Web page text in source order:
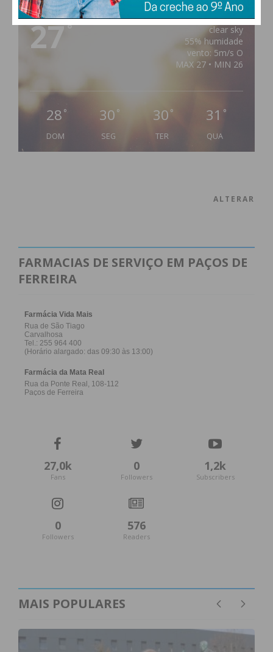
27°
clear sky
55% humidade
vento: 5m/s O
MAX 27 • MIN 26
28 °
DOM
30 °
SEG
30 °
TER
31 °
QUA
ALTERAR
FARMACIAS DE SERVIÇO EM PAÇOS DE
FERREIRA
27,0k
Fans
0
Followers
1,2k
Subscribers
0
Followers
576
Readers
MAIS POPULARES